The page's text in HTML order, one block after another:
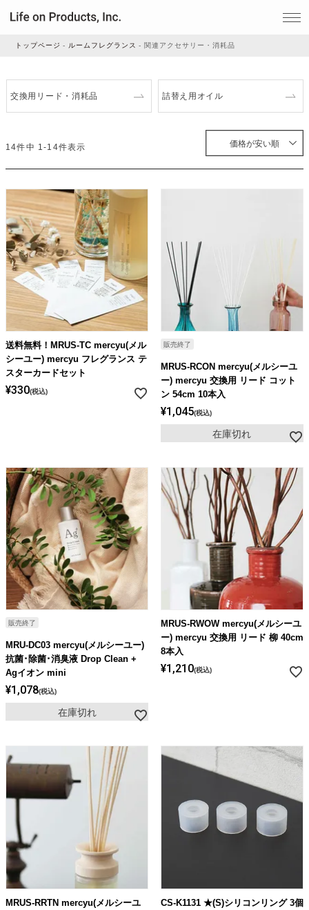
ビューティー
デジタル雑貨
ライト・シーリングファン
アクセサリー・消耗品
トップページ ルームフレグランス 関連アクセサリー・消耗品
交換用リード・消耗品 詰替え用オイル
価格が安い順
14件中 1-14件表示
送料無料！MRUS-TC mercyu(メル
シーユー) mercyu フレグランス テ
スターカードセット
¥330 税込
販売終了
MRUS-RCON mercyu(メルシーユ
ー) mercyu 交換用 リード コット
ン 54cm 10本入
¥1,045 税込
在庫切れ
販売終了
MRU-DC03 mercyu(メルシーユー)
抗菌･除菌･消臭液 Drop Clean +
Agイオン mini
¥1,078 税込
在庫切れ
MRUS-RWOW mercyu(メルシーユ
ー) mercyu 交換用 リード 柳 40cm
8本入
¥1,210 税込
MRUS-RRTN mercyu(メルシーユ
CS-K1131 ★(S)シリコンリング 3個